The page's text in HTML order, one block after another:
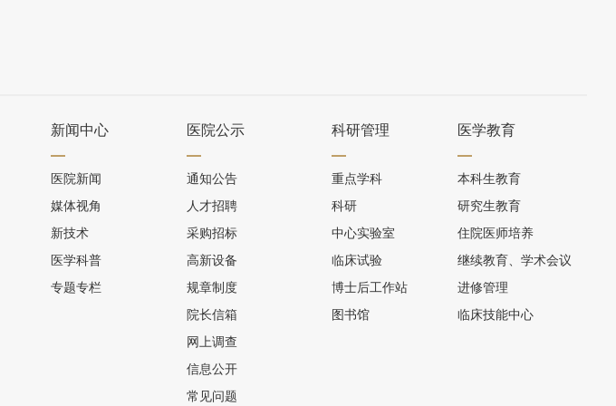
新闻中心
医院新闻
媒体视角
新技术
医学科普
专题专栏
医院公示
通知公告
人才招聘
采购招标
高新设备
规章制度
院长信箱
网上调查
信息公开
常见问题
科研管理
重点学科
科研
中心实验室
临床试验
博士后工作站
图书馆
医学教育
本科生教育
研究生教育
住院医师培养
继续教育、学术会议
进修管理
临床技能中心